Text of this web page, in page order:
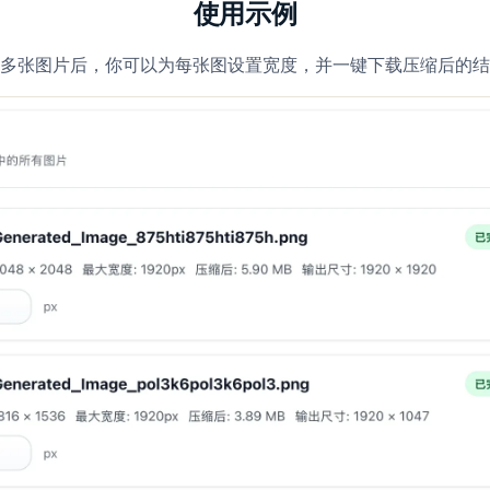
使用示例
张图片后，你可以为每张图设置宽度，并一键下载压缩后的